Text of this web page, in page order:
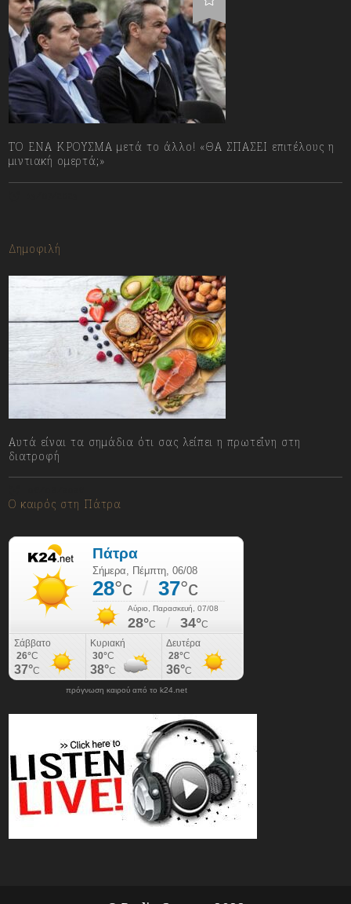
ΤΟ ΕΝΑ ΚΡΟΥΣΜΑ μετά το άλλο! «ΘΑ ΣΠΑΣΕΙ επιτέλους η
μιντιακή ομερτά;»
Δημοφιλή
Αυτά είναι τα σημάδια ότι σας λείπει η πρωτεΐνη στη
διατροφή
Ο καιρός στη Πάτρα
πρόγνωση καιρού από το k24.net